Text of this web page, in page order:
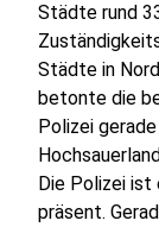
Städte rund
Städte in
betonte die
Polizei
Die Polizei ist
präsent.